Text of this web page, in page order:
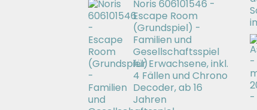
von 5
war:
€26,99
ist:
Noris 606101546 -
Escape Room
(Grundspiel) -
Familien und
Gesellschaftsspiel
für Erwachsene, inkl.
4 Fällen und Chrono
Decoder, ab 16
Jahren